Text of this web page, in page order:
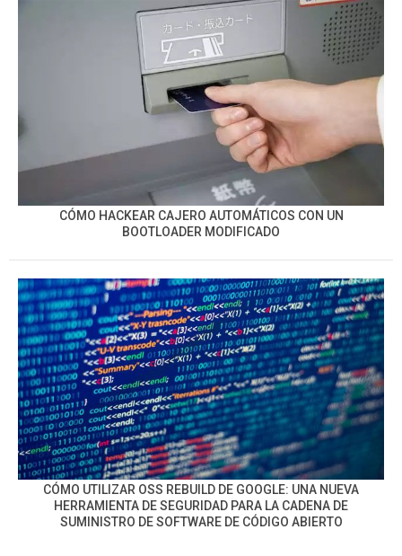
CÓMO HACKEAR CAJERO AUTOMÁTICOS CON UN
BOOTLOADER MODIFICADO
CÓMO UTILIZAR OSS REBUILD DE GOOGLE: UNA NUEVA
HERRAMIENTA DE SEGURIDAD PARA LA CADENA DE
SUMINISTRO DE SOFTWARE DE CÓDIGO ABIERTO